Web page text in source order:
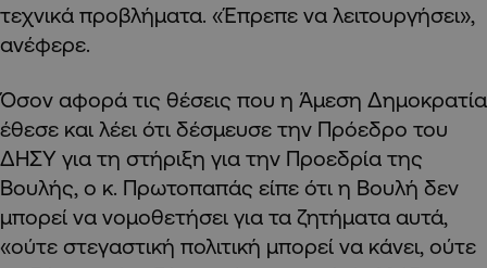
τεχνικά προβλήματα. «Έπρεπε να λειτουργήσει»,
ανέφερε.
Όσον αφορά τις θέσεις που η Άμεση Δημοκρατία
έθεσε και λέει ότι δέσμευσε την Πρόεδρο του
ΔΗΣΥ για τη στήριξη για την Προεδρία της
Βουλής, ο κ. Πρωτοπαπάς είπε ότι η Βουλή δεν
μπορεί να νομοθετήσει για τα ζητήματα αυτά,
«ούτε στεγαστική πολιτική μπορεί να κάνει, ούτε